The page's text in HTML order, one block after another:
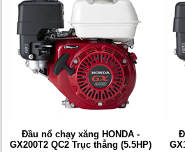
Đầu nổ chạy xăng HONDA -
GX200T2 QC2 Trục thẳng (5.5HP)